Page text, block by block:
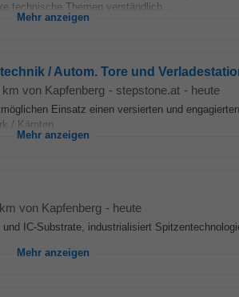
technische Themen verständlich...
Mehr anzeigen
/ Autom. Tore und
km von Kapfenberg - stepstone.at - heute
Einsatz einen versierten und
/ Kärnten...
Mehr anzeigen
von Kapfenberg - heute
IC-Substrate, industrialisiert
Mehr anzeigen